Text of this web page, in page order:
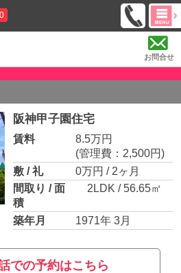
0
お問合せ
阪神甲子園住宅
賃料
8.5万円
(管理費：2,500円)
敷 / 礼
0万円 / 2ヶ月
間取り / 面
積
2LDK / 56.65㎡
築年月 1971年 3月
での予約はこちら